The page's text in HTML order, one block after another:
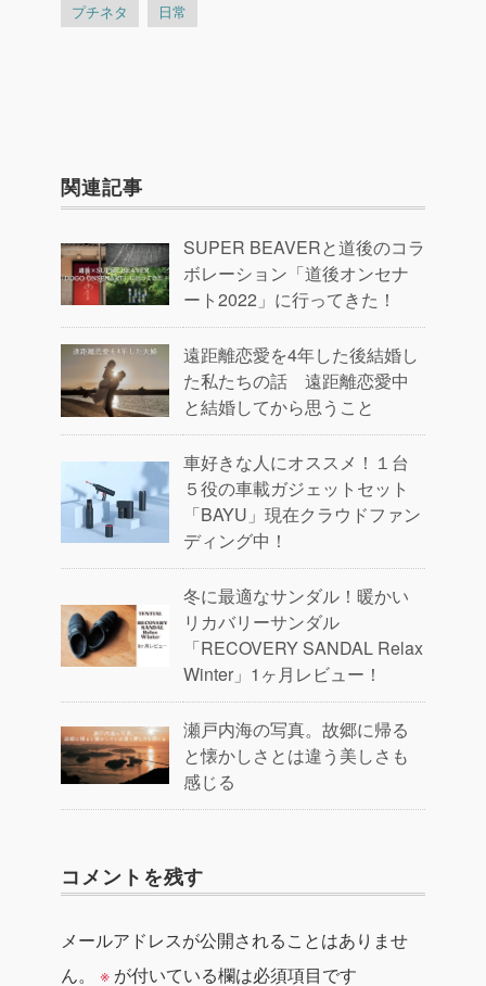
プチネタ 日常
関連記事
SUPER BEAVERと道後のコラ
ボレーション「道後オンセナ
ート2022」に行ってきた！
遠距離恋愛を4年した後結婚し
た私たちの話 遠距離恋愛中
と結婚してから思うこと
車好きな人にオススメ！１台
５役の車載ガジェットセット
「BAYU」現在クラウドファン
ディング中！
冬に最適なサンダル！暖かい
リカバリーサンダル
「RECOVERY SANDAL Relax
Winter」1ヶ月レビュー！
瀬戸内海の写真。故郷に帰る
と懐かしさとは違う美しさも
感じる
コメントを残す
メールアドレスが公開されることはありませ
ん。
※ が付いている欄は必須項目です